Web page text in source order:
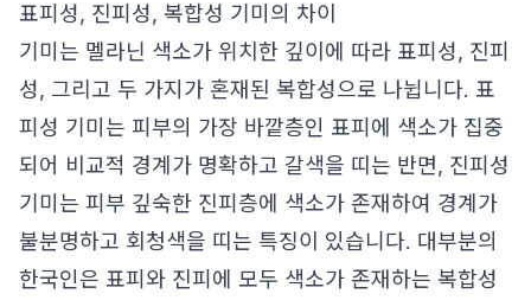
표피성, 진피성, 복합성 기미의 차이
기미는 멜라닌 색소가 위치한 깊이에 따라 표피성, 진피
성, 그리고 두 가지가 혼재된 복합성으로 나뉩니다. 표
피성 기미는 피부의 가장 바깥층인 표피에 색소가 집중
되어 비교적 경계가 명확하고 갈색을 띠는 반면, 진피성
기미는 피부 깊숙한 진피층에 색소가 존재하여 경계가
불분명하고 회청색을 띠는 특징이 있습니다. 대부분의
한국인은 표피와 진피에 모두 색소가 존재하는 복합성